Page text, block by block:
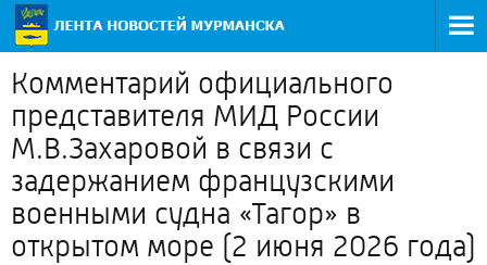
Комментарий официального
представителя МИД России
М.В.Захаровой в связи с
задержанием французскими
военными судна «Тагор» в
открытом море (2 июня 2026 года)